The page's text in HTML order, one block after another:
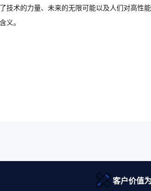
技术的力量、未来的无限可能以及人们对高性
义。
客户价值